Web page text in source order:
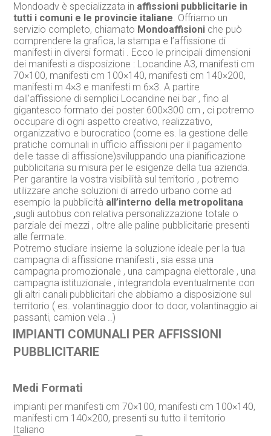
Mondoadv è specializzata in affissioni pubblicitarie in
tutti i comuni e le provincie italiane. Offriamo un
servizio completo, chiamato Mondoaffisioni che può
comprendere la grafica, la stampa e l’affissione di
manifesti in diversi formati . Ecco le principali dimensioni
dei manifesti a disposizione : Locandine A3, manifesti cm
70×100, manifesti cm 100×140, manifesti cm 140×200,
manifesti m 4×3 e manifesti m 6×3. A partire
dall’affissione di semplici Locandine nei bar , fino al
gigantesco formato dei poster 600×300 cm , ci potremo
occupare di ogni aspetto creativo, realizzativo,
organizzativo e burocratico (come es. la gestione delle
pratiche comunali in ufficio affissioni per il pagamento
delle tasse di affissione)sviluppando una pianificazione
pubblicitaria su misura per le esigenze della tua azienda.
Per garantire la vostra visibilità sul territorio , potremo
utilizzare anche soluzioni di arredo urbano come ad
esempio la pubblicità all’interno della metropolitana
,sugli autobus con relativa personalizzazione totale o
parziale dei mezzi , oltre alle paline pubblicitarie presenti
alle fermate.
Potremo studiare insieme la soluzione ideale per la tua
campagna di affissione manifesti , sia essa una
campagna promozionale , una campagna elettorale , una
campagna istituzionale , integrandola eventualmente con
gli altri canali pubblicitari che abbiamo a disposizione sul
territorio ( es. volantinaggio door to door, volantinaggio ai
passanti, camion vela ..)
IMPIANTI COMUNALI PER AFFISSIONI
PUBBLICITARIE
Medi Formati
impianti per manifesti cm 70×100, manifesti cm 100×140,
manifesti cm 140×200, presenti su tutto il territorio
Italiano